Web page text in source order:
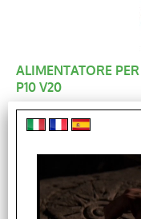
ALIMENTATORE
P10 V20
Cod. art.:
CAA0672B
Alimentatore per
SAMSUNG GT Series:
Disponibilità:
Non disponibile, in arrivo